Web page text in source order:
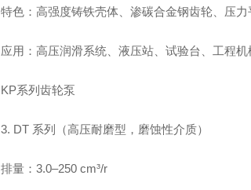
特色：高强度铸铁壳体、渗碳合金钢齿轮、压
应用：高压润滑系统、液压站、试验台、工程机
KP系列齿轮泵
3. DT 系列（高压耐磨型，磨蚀性介质）
排量：3.0–250 cm³/r